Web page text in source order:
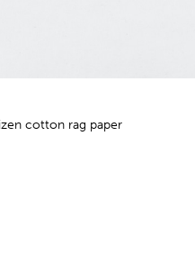
cotton rag paper